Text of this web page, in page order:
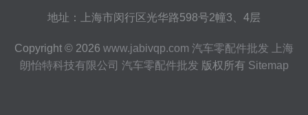
地址：上海市闵行区光华路598号2幢3、4层
Copyright © 2026 www.jabivqp.com 汽车零配件批发
上海
朗怡特科技有限公司 汽车零配件批发 版权所有 Sitemap